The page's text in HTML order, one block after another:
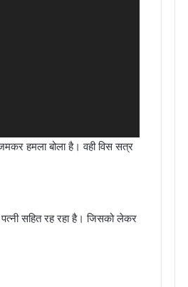
हमला बोला है। वही विस सत्र
सहित रह रहा है। जिसको लेकर